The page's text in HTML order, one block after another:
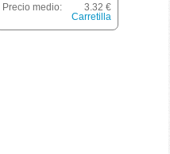
Precio medio:
3.32 €
Carretilla